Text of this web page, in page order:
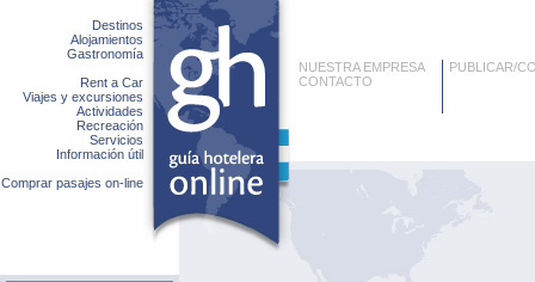
Destinos
Alojamientos
Gastronomía
Rent a Car
Viajes y excursiones
Actividades
Recreación
Servicios
Información útil
Comprar pasajes on-line
NUESTRA EMPRESA
CONTACTO
PUBLICAR/